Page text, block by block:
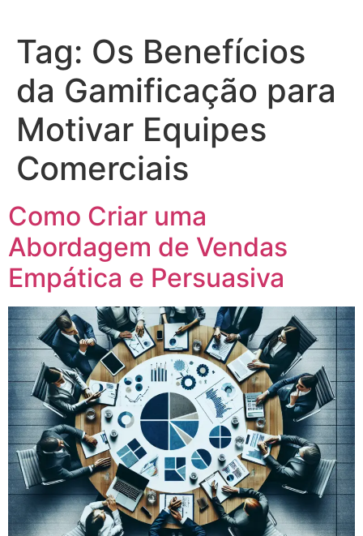
Tag: Os Benefícios
da Gamificação para
Motivar Equipes
Comerciais
Como Criar uma
Abordagem de Vendas
Empática e Persuasiva